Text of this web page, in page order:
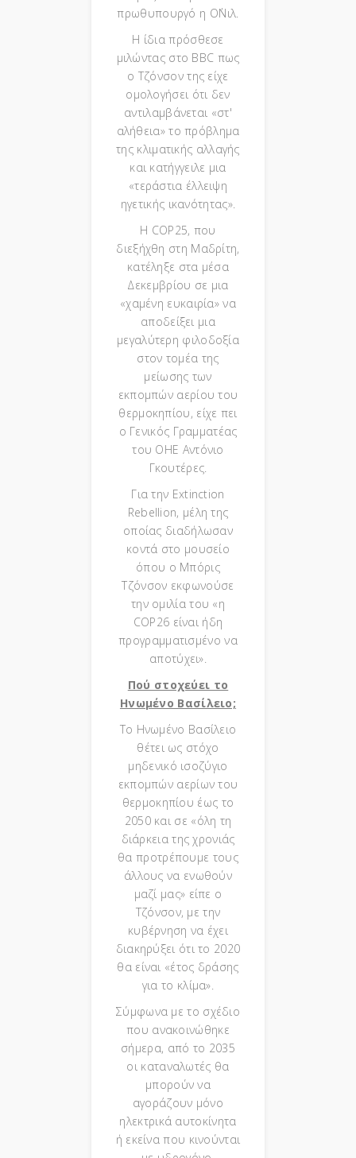
πρωθυπουργό η Ο΄Νιλ.
Η ίδια πρόσθεσε
μιλώντας στο BBC πως
ο Τζόνσον της είχε
ομολογήσει ότι δεν
αντιλαμβάνεται «στ'
αλήθεια» το πρόβλημα
της κλιματικής αλλαγής
και κατήγγειλε μια
«τεράστια έλλειψη
ηγετικής ικανότητας».
Η COP25, που
διεξήχθη στη Μαδρίτη,
κατέληξε στα μέσα
Δεκεμβρίου σε μια
«χαμένη ευκαιρία» να
αποδείξει μια
μεγαλύτερη φιλοδοξία
στον τομέα της
μείωσης των
εκπομπών αερίου του
θερμοκηπίου, είχε πει
ο Γενικός Γραμματέας
του ΟΗΕ Αντόνιο
Γκουτέρες.
Για την Extinction
Rebellion, μέλη της
οποίας διαδήλωσαν
κοντά στο μουσείο
όπου ο Μπόρις
Τζόνσον εκφωνούσε
την ομιλία του «η
COP26 είναι ήδη
προγραμματισμένο να
αποτύχει».
Πού στοχεύει το
Ηνωμένο Βασίλειο;
Το Ηνωμένο Βασίλειο
θέτει ως στόχο
μηδενικό ισοζύγιο
εκπομπών αερίων του
θερμοκηπίου έως το
2050 και σε «όλη τη
διάρκεια της χρονιάς
θα προτρέπουμε τους
άλλους να ενωθούν
μαζί μας» είπε ο
Τζόνσον, με την
κυβέρνηση να έχει
διακηρύξει ότι το 2020
θα είναι «έτος δράσης
για το κλίμα».
Σύμφωνα με το σχέδιο
που ανακοινώθηκε
σήμερα, από το 2035
οι καταναλωτές θα
μπορούν να
αγοράζουν μόνο
ηλεκτρικά αυτοκίνητα
ή εκείνα που κινούνται